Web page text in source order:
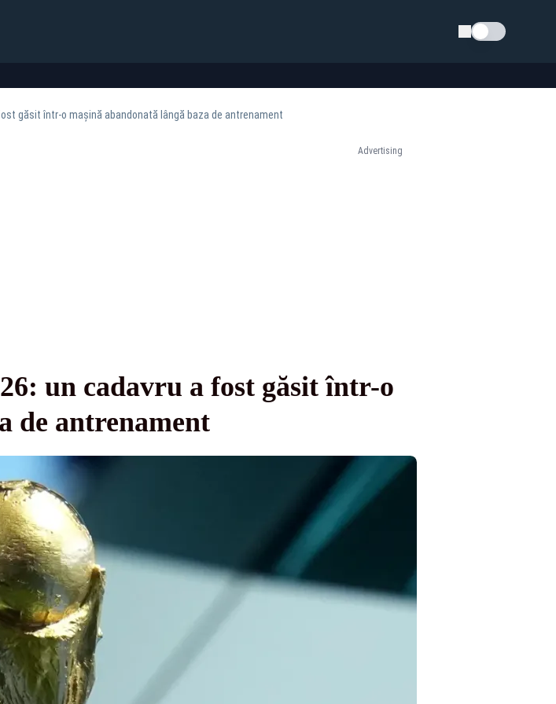
Schimba tema
găsit într-o mașină abandonată lângă baza de antrenament
Advertising
un cadavru a fost găsit într-o
de antrenament